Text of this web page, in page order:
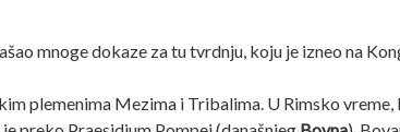
mnoge dokaze za tu tvrdnju, koju je izneo na
plemenima Mezima i Tribalima. U Rimsko